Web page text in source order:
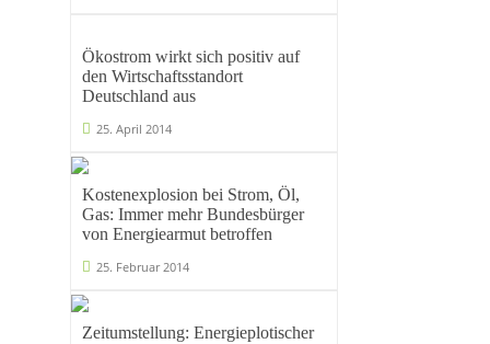
Ökostrom wirkt sich positiv auf
den Wirtschaftsstandort
Deutschland aus
25. April 2014
Kostenexplosion bei Strom, Öl,
Gas: Immer mehr Bundesbürger
von Energiearmut betroffen
25. Februar 2014
Zeitumstellung: Energieplotischer